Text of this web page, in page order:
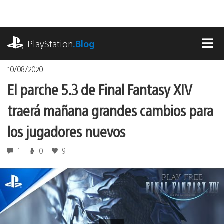
contenido
PlayStation.Blog
10/08/2020
El parche 5.3 de Final Fantasy XIV
traerá mañana grandes cambios para
los jugadores nuevos
1 0 9